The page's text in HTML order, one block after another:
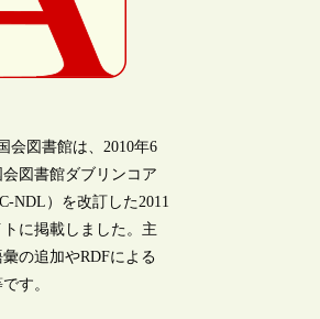
会図書館は、2010年6
図書館ダブリンコア
NDL）を改訂した2011
に掲載しました。主
の追加やRDFによる
す。